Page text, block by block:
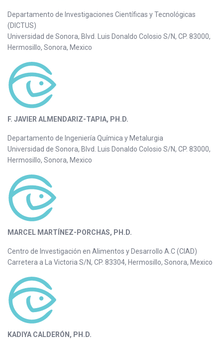
Departamento de Investigaciones Científicas y Tecnológicas
(DICTUS)
Universidad de Sonora, Blvd. Luis Donaldo Colosio S/N, CP. 83000,
Hermosillo, Sonora, Mexico
F. JAVIER ALMENDARIZ-TAPIA, PH.D.
Departamento de Ingeniería Química y Metalurgia
Universidad de Sonora, Blvd. Luis Donaldo Colosio S/N, CP. 83000,
Hermosillo, Sonora, Mexico
MARCEL MARTÍNEZ-PORCHAS, PH.D.
Centro de Investigación en Alimentos y Desarrollo A.C (CIAD)
Carretera a La Victoria S/N, CP. 83304, Hermosillo, Sonora, Mexico
KADIYA CALDERÓN, PH.D.